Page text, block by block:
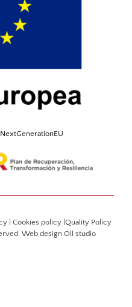
NextGenerationEU
Cookies policy Quality Policy
Web design Oll studio